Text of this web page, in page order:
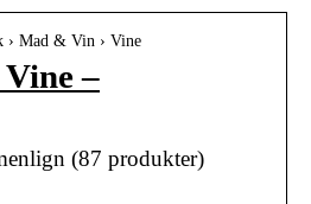
› Mad & Vin › Vine
–
(87 produkter)